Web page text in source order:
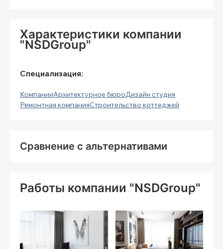
Характеристики компании
"NSDGroup"
Специализация:
КомпанииАрхитектурное бюроДизайн студия
Ремонтная компанияСтроительство коттеджей
Сравнение с альтернативами
Работы компании "NSDGroup"